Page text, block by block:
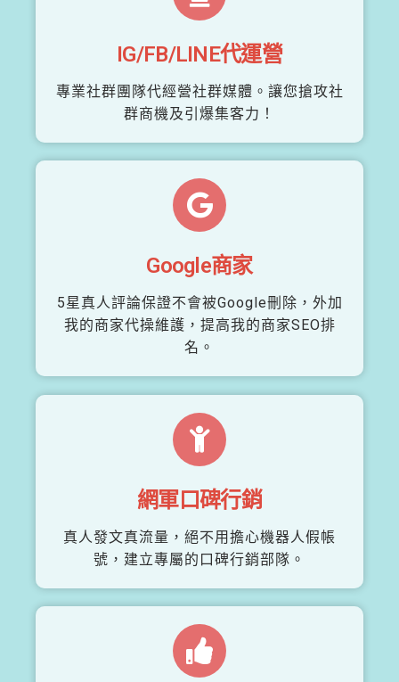
IG/FB/LINE代運營
專業社群團隊代經營社群媒體。讓您搶攻社
群商機及引爆集客力！
Google商家
5星真人評論保證不會被Google刪除，外加
我的商家代操維護，提高我的商家SEO排
名。
網軍口碑行銷
真人發文真流量，絕不用擔心機器人假帳
號，建立專屬的口碑行銷部隊。